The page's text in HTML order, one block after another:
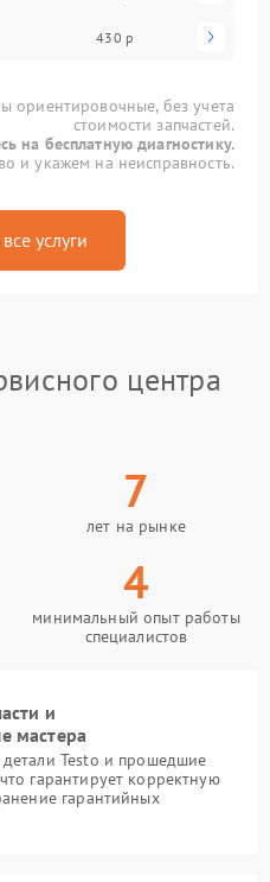
430 р
ориентировочные, без учета
стоимости запчастей.
на бесплатную диагностику.
и укажем на неисправность.
услуги
центра
7
лет на рынке
4
минимальный опыт работы
специалистов
и
мастера
Testo и прошедшие
гарантирует корректную
гарантийных